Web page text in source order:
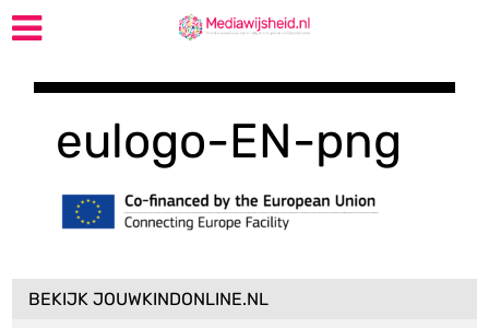
eulogo-EN-png
BEKIJK JOUWKINDONLINE.NL